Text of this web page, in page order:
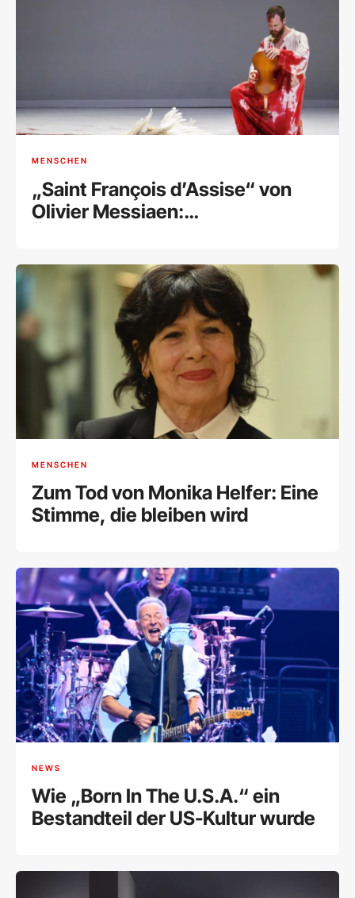
MENSCHEN
„Saint François d’Assise“ von
Olivier Messiaen:
Meisterwerks
MENSCHEN
Zum Tod von Monika Helfer: Eine
Stimme, die bleiben wird
NEWS
Wie „Born In The U.S.A.“ ein
Bestandteil der US-Kultur wurde